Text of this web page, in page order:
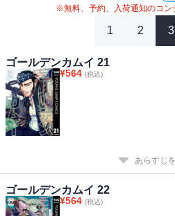
2020年アニメ化 # 2024年映画化
※無料、予約、入荷通知のコン
1 2 3
ゴールデンカムイ 21
¥564 (税込)
あらすじ
ゴールデンカムイ 22
¥564 (税込)